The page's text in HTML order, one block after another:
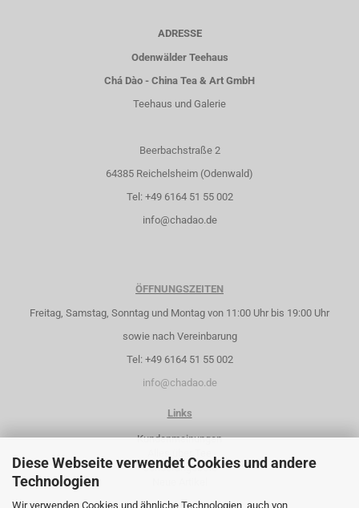
Diese Webseite verwendet Cookies und andere
Technologien
Wir verwenden Cookies und ähnliche Technologien, auch von
ADRESSE
Odenwälder Teehaus
Chá Dào - China Tea & Art GmbH
Teehaus und Galerie
Beerbachstraße 2
64385 Reichelsheim (Odenwald)
Tel: +49 6164 51 55 002
info@chadao.de
ÖFFNUNGSZEITEN
Freitag, Samstag, Sonntag und Montag von 11:00 Uhr bis 19:00 Uhr
sowie nach Vereinbarung
Tel: +49 6164 51 55 002
info@chadao.de
Links
Kundenmeinungen
Sonderangebote